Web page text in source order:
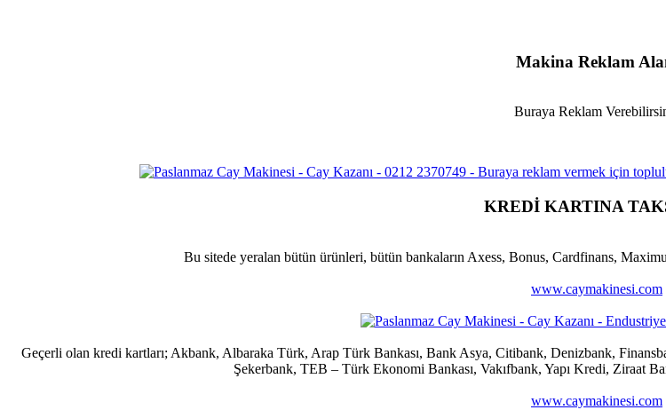
Makina Reklam
Buraya Reklam
KREDİ KARTINA
Bu sitede yeralan bütün ürünleri, bütün bankaların Axess, Bonus, Cardfinans,
www.caymakinesi.com
Geçerli olan kredi kartları; Akbank, Albaraka Türk, Arap Türk Bankası, Bank Asya, Citibank, Denizbank,
Şekerbank, TEB – Türk Ekonomi Bankası, Vakıfbank, Yapı Kredi, Ziraat
www.caymakinesi.com